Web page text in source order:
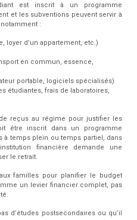
est inscrit à un programme
et les subventions peuvent servir à
:
loyer d’un appartement, etc.)
en commun, essence,
portable, logiciels spécialisés)
étudiantes, frais de laboratoires,
reçus au régime pour justifier les
être inscrit dans un programme
à temps plein ou temps partiel, dans
financière demande une
le retrait.
familles pour planifier le budget
un levier financier complet, pas
d’études postsecondaires ou qu’il